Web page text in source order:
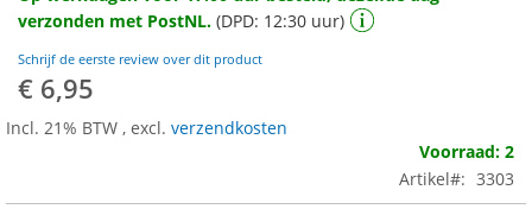
begin
van
de
afbeeldingen-
gallerij
verzonden met PostNL. (DPD: 12:30 uur)
Schrijf de eerste review over dit product
€ 6,95
Incl. 21% BTW , excl. verzendkosten
Voorraad: 2
Artikel
3303